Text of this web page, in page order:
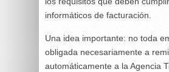
informáticos de facturación.
Una idea importante: no toda
obligada necesariamente a
automáticamente a la Agencia